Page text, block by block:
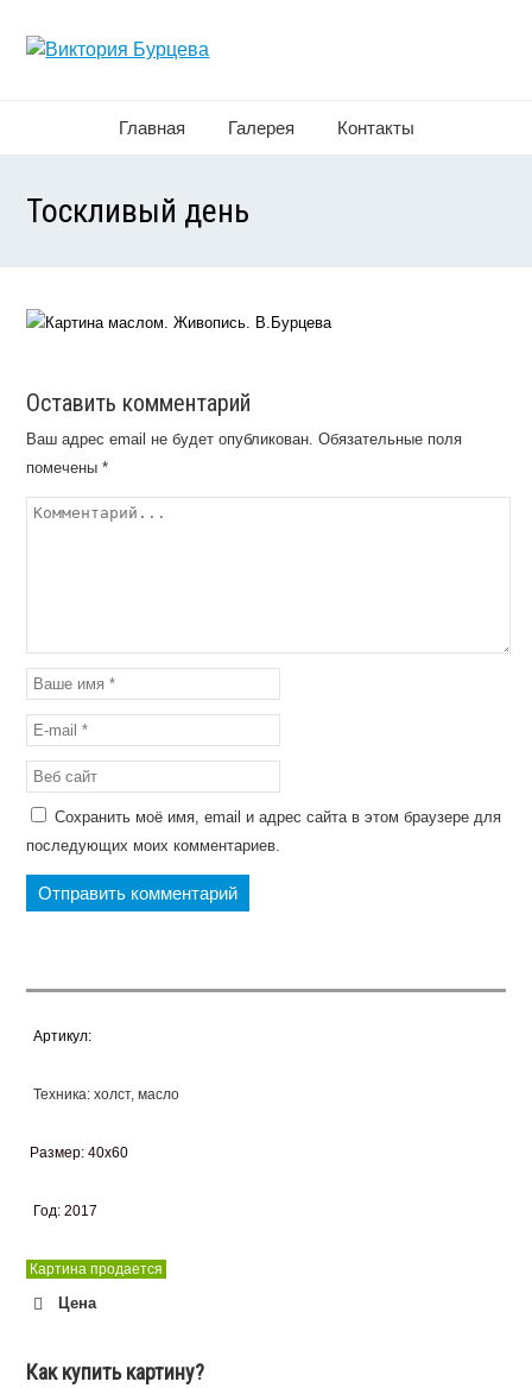
Главная Галерея Контакты
Тоскливый день
Оставить комментарий
Ваш адрес email не будет опубликован. Обязательные поля
помечены*
Сохранить моё имя, email и адрес сайта в этом браузере для
последующих моих комментариев.
Артикул:
Техника: холст, масло
Размер: 40х60
Год: 2017
Картина продается
Цена
Как купить картину?